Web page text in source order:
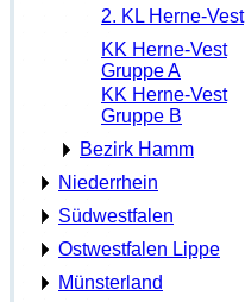
2. KL Herne-Vest
KK Herne-Vest
Gruppe A
KK Herne-Vest
Gruppe B
Bezirk Hamm
Niederrhein
Südwestfalen
Ostwestfalen Lippe
Münsterland